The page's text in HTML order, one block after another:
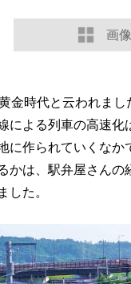
画
金時代と云われま
による列車の高速化
に作られていくな
かは、駅弁屋さん
した。